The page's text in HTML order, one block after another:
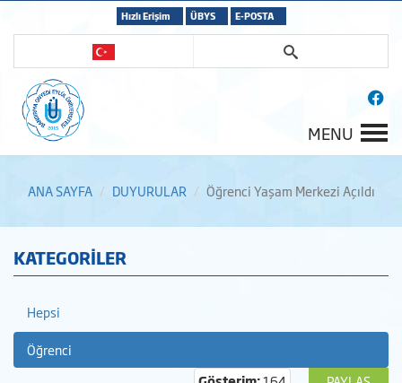
Hızlı Erişim ÜBYS E-POSTA
MENU
ANA SAYFA DUYURULAR Öğrenci Yaşam Merkezi Açıldı
KATEGORİLER
Hepsi
Öğrenci